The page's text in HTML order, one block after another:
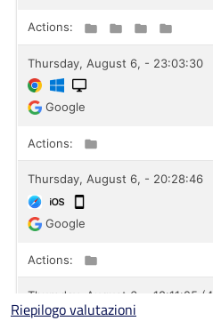
Riepilogo valutazioni